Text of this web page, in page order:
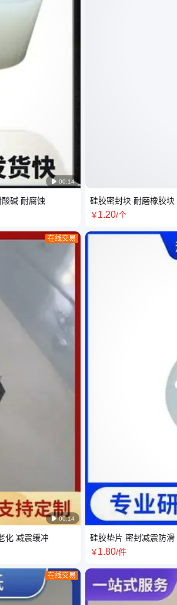
 00:14
碱 耐腐蚀
 00:14
在线交易
化 减震缓冲
在线交易
硅胶密封块 耐磨橡胶
￥1.20/个
硅胶垫片 密封减震防
￥1.80/件